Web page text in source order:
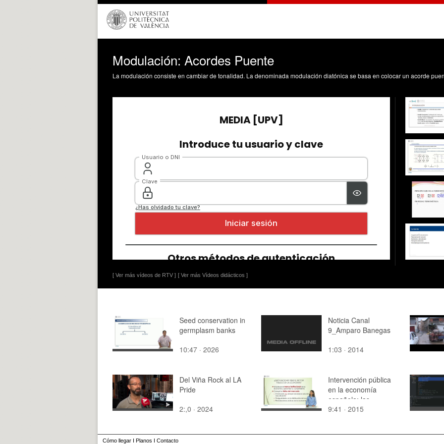
Modulación: Acordes Puente
[ Ver más vídeos de RTV ] [ Ver más Vídeos didácticos ]
Seed conservation in
germplasm banks
10:47 · 2026
Noticia Canal
9_Amparo Banegas
1:03 · 2014
Del Viña Rock al LA
Pride
2:,0 · 2024
Intervención pública
en la economía
española: las
administraciones y su
9:41 · 2015
Cómo llegar I Planos I Contacto